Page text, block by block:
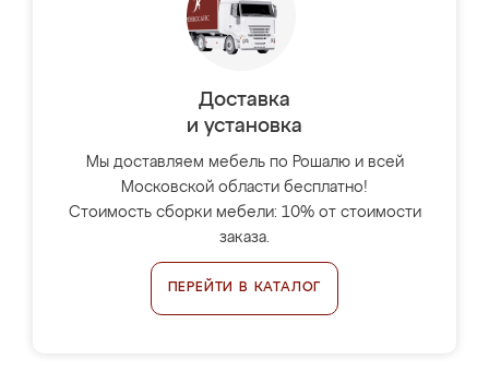
Доставка
и установка
Мы доставляем мебель по Рошалю и всей
Московской области бесплатно!
Стоимость сборки мебели: 10% от стоимости
заказа.
ПЕРЕЙТИ В КАТАЛОГ